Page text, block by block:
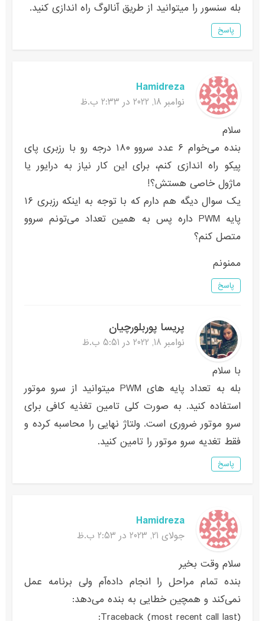
بله سنسور را میتوانید از طریق آنالوگ راه اندازی کنید.
پاسخ
Hamidreza
نوامبر 18, 2022 در 2:33 ب.ظ
سلام
بنده می‌خوام ۶ عدد سروو ۱۸۰ درجه رو با رزبری پای
پیکو راه اندازی کنم، برای این کار نیاز به درایور یا
ماژول خاصی هستش؟!
یک سوال دیگه هم دارم که با توجه به اینکه رزبری ۱۶
پایه PWM داره پس به همین تعداد می‌تونم سروو
متصل کنم؟
ممنونم
پاسخ
پریسا پوربلورچیان
نوامبر 18, 2022 در 5:51 ب.ظ
با سلام
بله به تعداد پایه های PWM میتوانید از سرو موتور
استفاده کنید. به صورت کلی تامین تغذیه کافی برای
سرو موتور ضروری است. ولتاژ نهایی را محاسبه کرده و
فقط تغدیه سرو موتور را تامین کنید.
پاسخ
Hamidreza
جولای 21, 2023 در 2:53 ب.ظ
سلام وقت بخیر
بنده تمام مراحل را انجام داده‌آم ولی برنامه عمل
نمی‌کند و همچین خطایی به بنده می‌دهد:
Traceback (most recent call last):